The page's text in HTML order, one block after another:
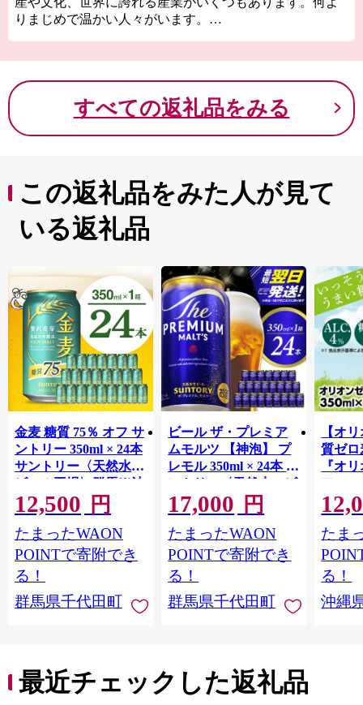
りまじめで温かい人々がいます。
万人を超える大きな県ですが、明治初期には人口全国1位
の県でした。稲作を中心とした農業をはじめ、工業、商
業等のさまざまな産業が新潟県を支えています。
ぜひ、この魅力ある新潟県をふるさと納税を通じて知っ
すべての返礼品をみる
この返礼品をみた人が見て
いる返礼品
金麦 糖質 75％ オフ サ
ントリー 350ml × 24本
サントリー〈天然水の
ビール工場〉群馬※沖
縄・離島地域へのお届
け不可
12,500 円
たまったWAON
POINTで寄附でき
る！
群馬県千代田町
ビール ザ・プレミア
ムモルツ 【神泡】 プ
レモル 350ml × 24本 サ
ントリー〈天然水のビ
ール工場〉群馬※沖
縄・離島地域へのお届
け不可
17,000 円
たまったWAON
POINTで寄附でき
る！
群馬県千代田町
【オ
質ゼロ
『オ
フ』
泡酒
1ケー
ロ ゼ
麦芽3
化し
すめ
重瀬
たま
る！
沖縄
最近チェックした返礼品